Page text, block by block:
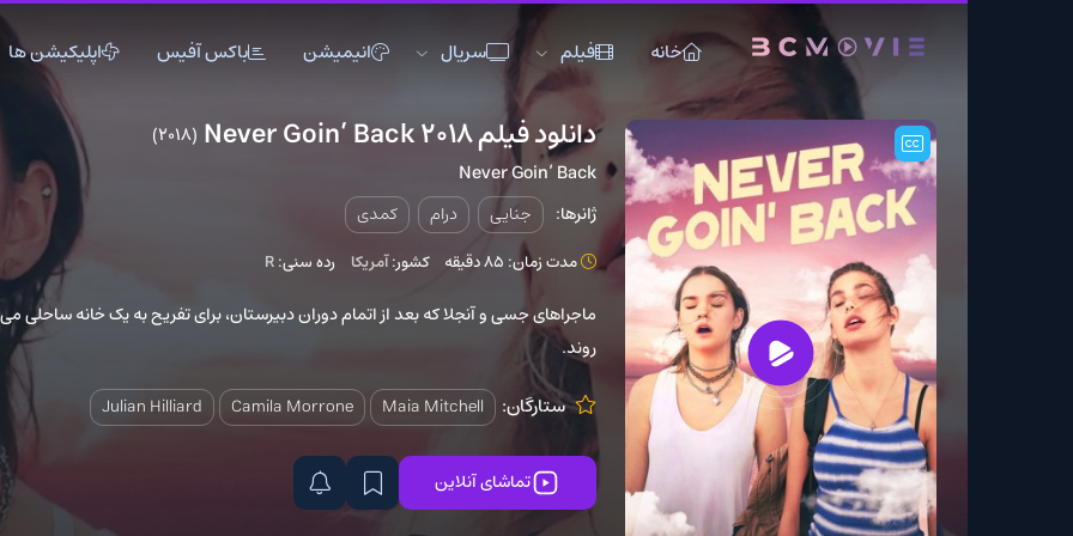
خانه فیلم
اکشن انیمیشن
تاک شو
جنگی خانوادگی
دلهره آور
عاشقانه
فانتزی کمدی
موزیک
موزیکال
ورزشی
سریال
اکشن
فانتزی
موزیک
ورزشی
انیمیشن باکس آفیس اپلیکیشن ها
دانلود فیلم Never Goin’ Back 2018 (2018)
Never Goin’ Back
ژانرها: جنایی درام کمدی
مدت زمان: 85 دقیقه کشور:آمریکا رده سنی:R
ماجراهای جسی و آنجلا که بعد از اتمام دوران دبیرستان، برای تفریح به یک خانه ساحلی می
روند.
ستارگان: Maia Mitchell
Camila Morrone
Julian Hilliard
تماشای آنلاین